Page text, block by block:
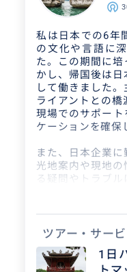
【法人様向けサー
🔍現地調査（展
ショップの視察
グ）
🖊️通訳翻訳（ベト
💰会社設立支援（
ロジェクト立ち上
🏢企業訪問（日本
生の声をお聞き頂
・ガイド料（予め
・移動費（実費）
・食事代（実費）
【ガイド料につい
・１時間当たり
・時間帯につい
私は日本での6年
の文化や言語に
た。この期間に
かし、帰国後は日
して働きました
ライアントとの橋
現場でのサポート
ケーションを確保
また、日本企業
光地案内や現地の
る疑問やトラブル
お客様のニーズ
その後、ベトナ
しての役割を担い
のお客様に向け
ツアー・サー
1日